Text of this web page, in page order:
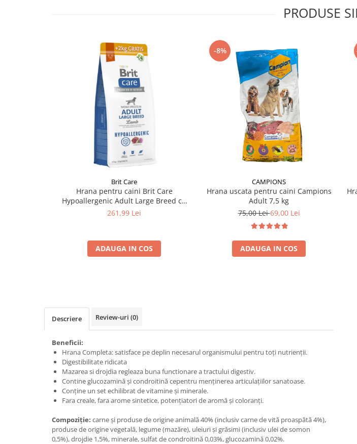
PRODUSE
Brit Care
Hrana pentru caini Brit Care
Hypoallergenic Adult Large Breed cu
miel 12 kg + 2 kg GRATIS
261,99 Lei
ADAUGA IN COS
-8%
CAMPIONS
Hrana uscata pentru caini Campions
Adult 7,5 kg
75,00 Lei69,00 Lei
ADAUGA IN COS
Descriere Review-uri (0)
Beneficii:
Hrana Completa: satisface pe deplin necesarul organismului pentru toți nutrienții.
Digestibilitate ridicata
Mazarea si drojdia regleaza buna functionare a tractului digestiv.
Contine glucozamină și condroitină cepentru menținerea articulațiilor sanatoase.
Conține un set echilibrat de vitamine și minerale.
Fara creale, fara arome sintetice, potențiatori de aromă și coloranți.
Compoziție: carne și produse de origine animală 40% (inclusiv carne de vită proaspătă 4%),
produse de origine vegetală, legume (mazăre), uleiuri și grăsimi (inclusiv ulei de somon
0,5%), drojdie 1,5%, minerale, sulfat de condroitină 0,03%, glucozamină 0,02%.